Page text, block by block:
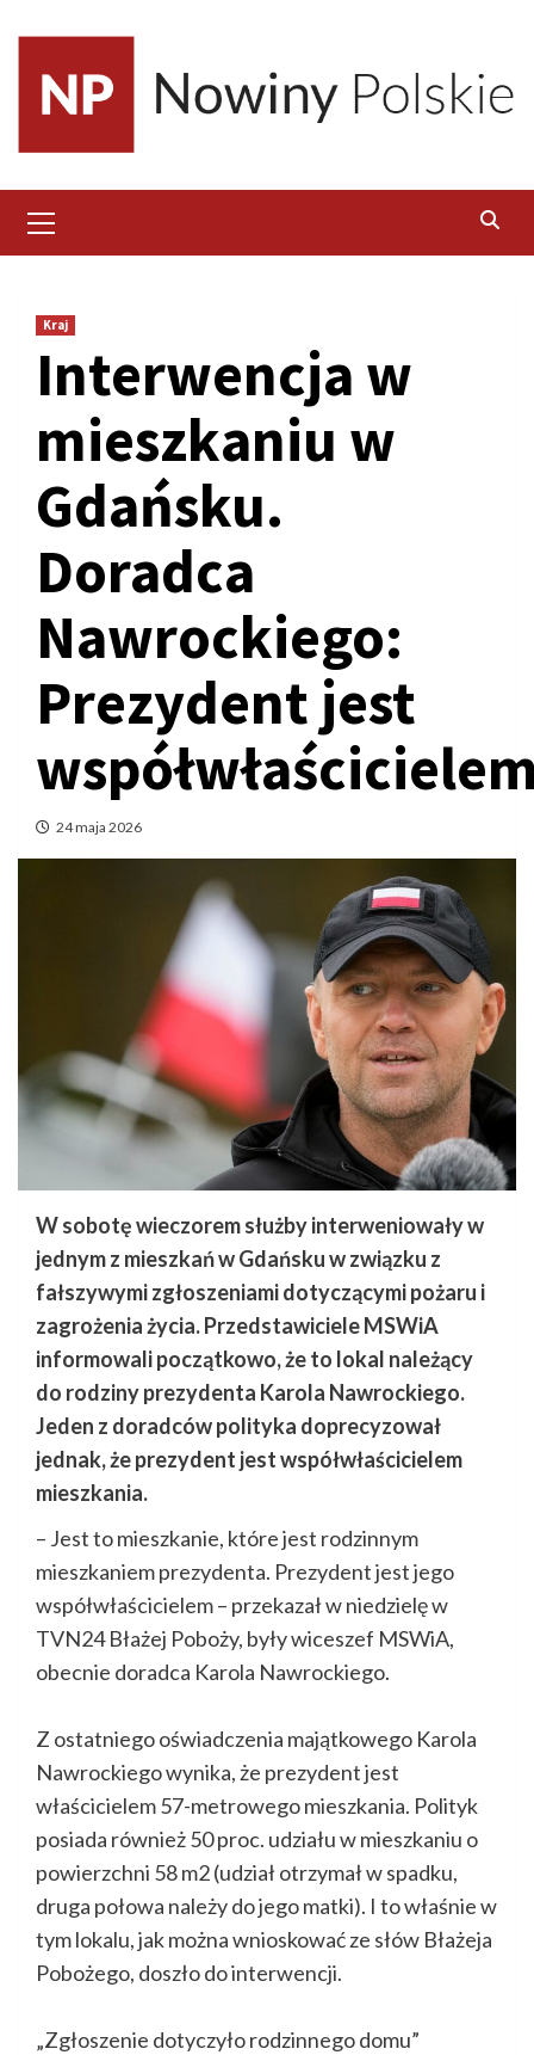
content
Menu
Kraj
Interwencja w
mieszkaniu w
Gdańsku.
Doradca
Nawrockiego:
Prezydent jest
24 maja 2026
W sobotę wieczorem służby interweniowały w
jednym z mieszkań w Gdańsku w związku z
fałszywymi zgłoszeniami dotyczącymi pożaru i
zagrożenia życia. Przedstawiciele MSWiA
informowali początkowo, że to lokal należący
do rodziny prezydenta Karola Nawrockiego.
Jeden z doradców polityka doprecyzował
jednak, że prezydent jest współwłaścicielem
mieszkania.
– Jest to mieszkanie, które jest rodzinnym
mieszkaniem prezydenta. Prezydent jest jego
współwłaścicielem – przekazał w niedzielę w
TVN24 Błażej Poboży, były wiceszef MSWiA,
obecnie doradca Karola Nawrockiego.
Z ostatniego oświadczenia majątkowego Karola
Nawrockiego wynika, że prezydent jest
właścicielem 57-metrowego mieszkania. Polityk
posiada również 50 proc. udziału w mieszkaniu o
powierzchni 58 m2 (udział otrzymał w spadku,
druga połowa należy do jego matki). I to właśnie w
tym lokalu, jak można wnioskować ze słów Błażeja
Pobożego, doszło do interwencji.
„Zgłoszenie dotyczyło rodzinnego domu”